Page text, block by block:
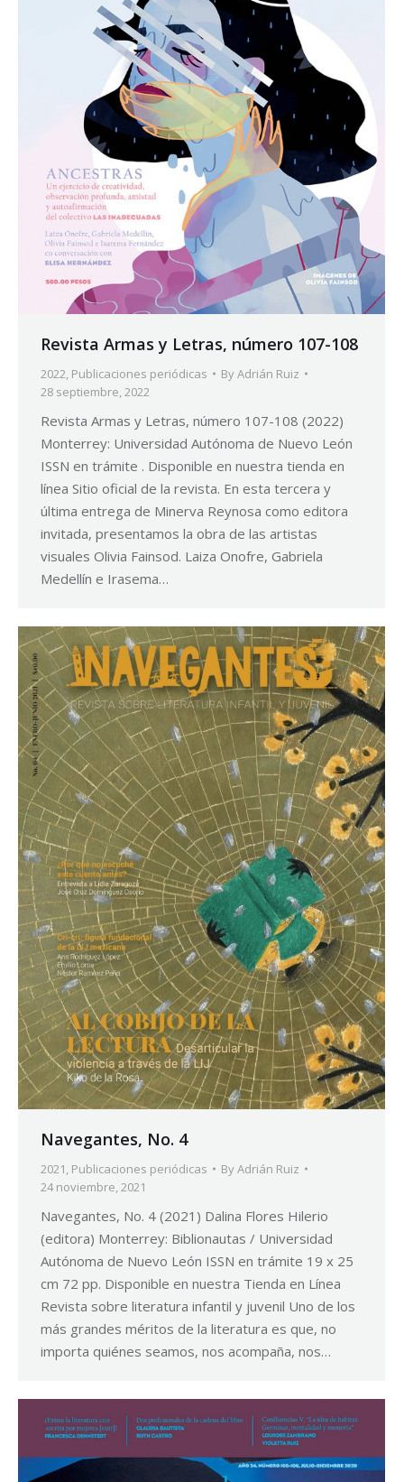
Revista Armas y Letras, número 107-108
2022, Publicaciones periódicas ByAdrián Ruiz
28 septiembre, 2022
Revista Armas y Letras, número 107-108 (2022)
Monterrey: Universidad Autónoma de Nuevo León
ISSN en trámite . Disponible en nuestra tienda en
línea Sitio oficial de la revista. En esta tercera y
última entrega de Minerva Reynosa como editora
invitada, presentamos la obra de las artistas
visuales Olivia Fainsod. Laiza Onofre, Gabriela
Medellín e Irasema…
Navegantes, No. 4
2021, Publicaciones periódicas ByAdrián Ruiz
24 noviembre, 2021
Navegantes, No. 4 (2021) Dalina Flores Hilerio
(editora) Monterrey: Biblionautas / Universidad
Autónoma de Nuevo León ISSN en trámite 19 x 25
cm 72 pp. Disponible en nuestra Tienda en Línea
Revista sobre literatura infantil y juvenil Uno de los
más grandes méritos de la literatura es que, no
importa quiénes seamos, nos acompaña, nos…